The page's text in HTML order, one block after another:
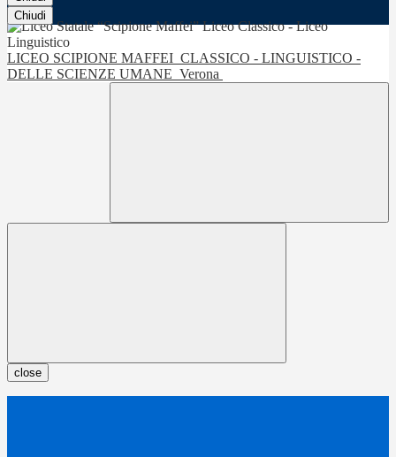
Chiudi
LICEO SCIPIONE MAFFEI CLASSICO - LINGUISTICO -
DELLE SCIENZE UMANE Verona
close